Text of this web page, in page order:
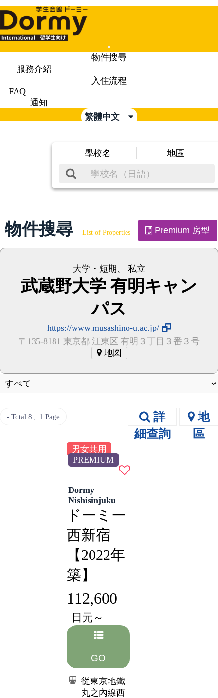
Mobile
Menu
物件搜尋
服務介紹
入住流程
FAQ
通知
繁體中文
學校名 地區
物件搜尋 List of Properties Premium 房型
大学・短期 、 私立
武蔵野大学 有明キャン
パス
https://www.musashino-u.ac.jp/
〒135-8181 東京都 江東区 有明３丁目３番３号
地図
Total 8 、1 Page
詳
細查詢
地
區
男女共用
PREMIUM
Dormy
Nishisinjuku
ドーミー
西新宿
【2022年
築】
112,600
日元～
GO
從東京地鐵
丸之內線西